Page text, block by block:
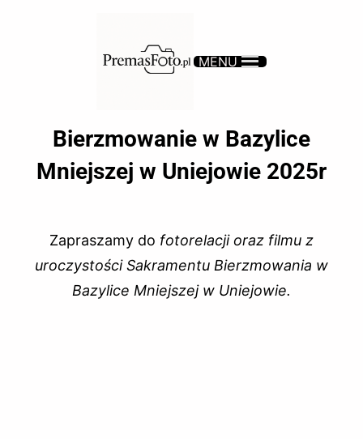
MENU
Bierzmowanie w Bazylice
Mniejszej w Uniejowie 2025r
Zapraszamy do fotorelacji oraz filmu z
uroczystości Sakramentu Bierzmowania w
Bazylice Mniejszej w Uniejowie.